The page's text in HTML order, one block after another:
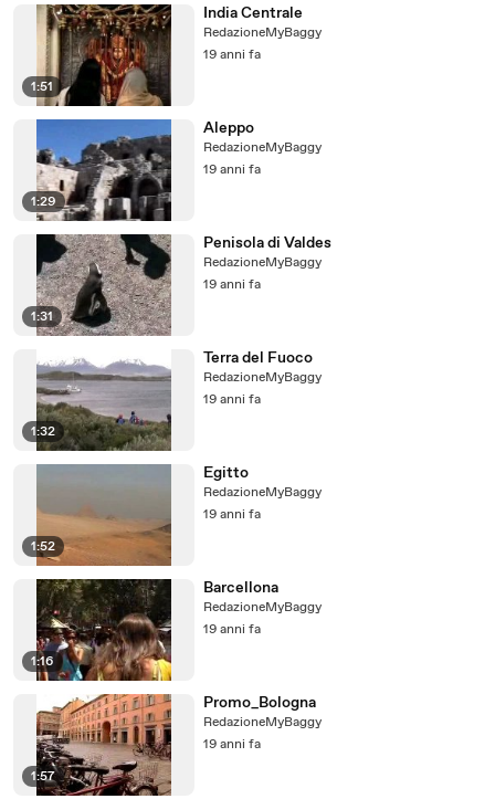
1:51
India Centrale
RedazioneMyBaggy
19 anni fa
1:29
Aleppo
RedazioneMyBaggy
19 anni fa
1:31
Penisola di Valdes
RedazioneMyBaggy
19 anni fa
1:32
Terra del Fuoco
RedazioneMyBaggy
19 anni fa
1:52
Egitto
RedazioneMyBaggy
19 anni fa
1:16
Barcellona
RedazioneMyBaggy
19 anni fa
1:57
Promo_Bologna
RedazioneMyBaggy
19 anni fa